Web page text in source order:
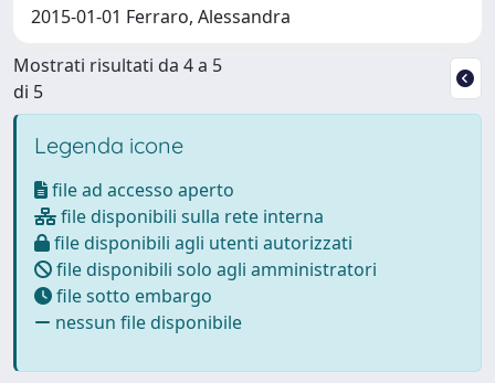
2015-01-01 Ferraro, Alessandra
Mostrati risultati da 4 a 5
di 5
Legenda icone
file ad accesso aperto
file disponibili sulla rete interna
file disponibili agli utenti autorizzati
file disponibili solo agli amministratori
file sotto embargo
nessun file disponibile